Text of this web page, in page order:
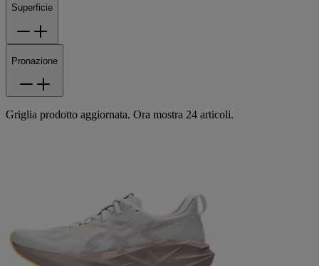
Superficie
Pronazione
Griglia prodotto aggiornata. Ora mostra 24 articoli.